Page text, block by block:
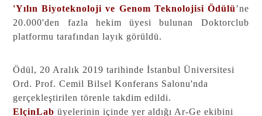
'Yılın Biyoteknoloji ve Genom Teknolojisi Ödülü’ne
20.000'den fazla hekim üyesi bulunan Doktorclub
platformu tarafından layık görüldü.
Ödül, 20 Aralık 2019 tarihinde İstanbul Üniversitesi
Ord. Prof. Cemil Bilsel Konferans Salonu'nda
gerçekleştirilen törenle takdim edildi.
ElçinLabüyelerinin içinde yer aldığı Ar-Ge ekibini